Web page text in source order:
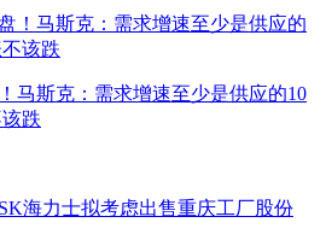
马斯克：需求增速至少是供应的10
跌